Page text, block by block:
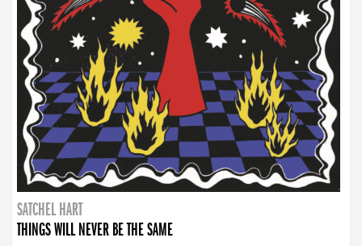
SATCHEL HART
THINGS WILL NEVER BE THE SAME